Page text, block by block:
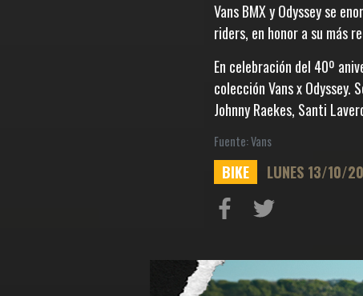
Vans BMX y Odyssey se
riders, en honor a su más
En celebración del 40º
colección Vans x Odyssey.
Johnny Raekes, Santi
Fuente: Vans
BIKE LUNES 13/10/
en
Facebook
en
Twitter